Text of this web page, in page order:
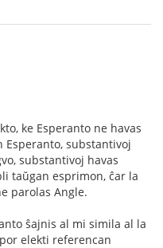
ke Esperanto ne havas
Esperanto, substantivoj
substantivoj havas
taŭgan esprimon, ĉar la
parolas Angle.
ŝajnis al mi simila al la
elekti referencan